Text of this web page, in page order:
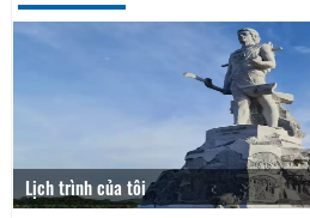
Lịch trình của tôi